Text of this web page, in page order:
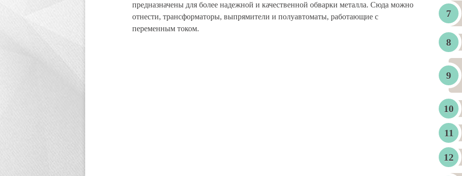
предназначены для более надежной и качественной обварки металла. Сюда можно
отнести, трансформаторы, выпрямители и полуавтоматы, работающие с
переменным током.